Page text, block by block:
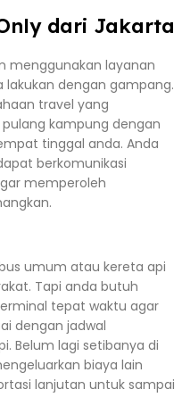
dari Jakarta
menggunakan layanan
lakukan dengan gampang.
travel yang
kampung dengan
tinggal anda. Anda
berkomunikasi
memperoleh
umum atau kereta api
Tapi anda butuh
tepat waktu agar
dengan jadwal
Belum lagi setibanya di
biaya lain
lanjutan untuk sampai